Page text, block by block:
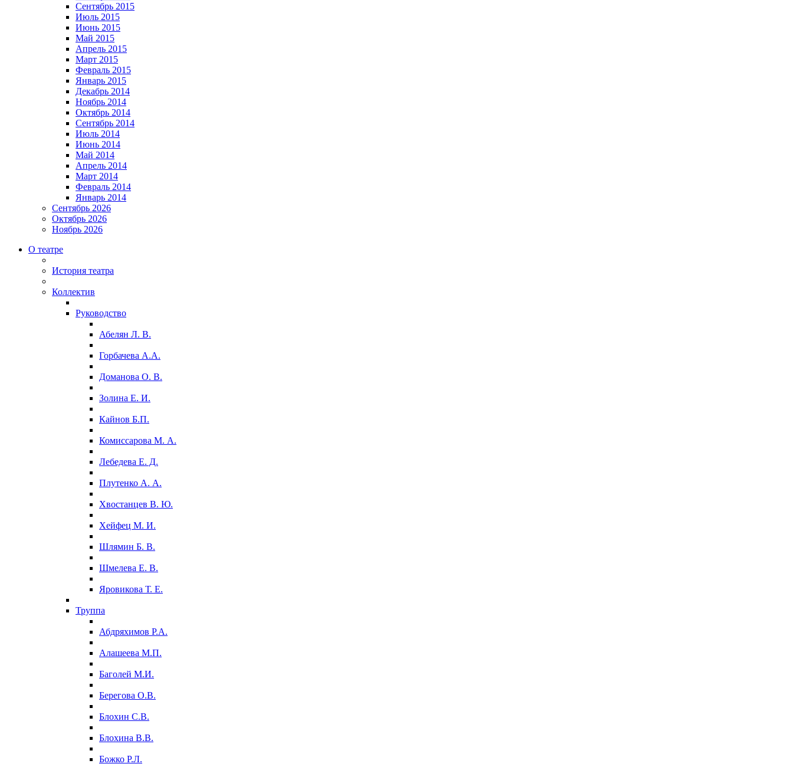
Сентябрь 2015
Июль 2015
Июнь 2015
Май 2015
Апрель 2015
Март 2015
Февраль 2015
Январь 2015
Декабрь 2014
Ноябрь 2014
Октябрь 2014
Сентябрь 2014
Июль 2014
Июнь 2014
Май 2014
Апрель 2014
Март 2014
Февраль 2014
Январь 2014
Сентябрь 2026
Октябрь 2026
Ноябрь 2026
О театре
История театра
Коллектив
Руководство
Абелян Л. В.
Горбачева А.А.
Доманова О. В.
Золина Е. И.
Кайнов Б.П.
Комиссарова М. А.
Лебедева Е. Д.
Плутенко А. А.
Хвостанцев В. Ю.
Хейфец М. И.
Шлямин Б. В.
Шмелева Е. В.
Яровикова Т. Е.
Труппа
Абдряхимов Р.А.
Алашеева М.П.
Баголей М.И.
Берегова О.В.
Блохин С.В.
Блохина В.В.
Божко Р.Л.